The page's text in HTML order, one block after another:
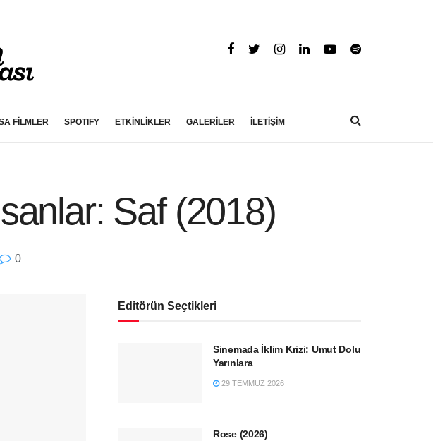
FİLMLER SPOTIFY ETKİNLİKLER GALERİLER İLETİŞİM
Saf (2018)
0
Editörün Seçtikleri
Sinemada İklim Krizi: Umut Dolu
Yarınlara
29 TEMMUZ 2026
Rose (2026)